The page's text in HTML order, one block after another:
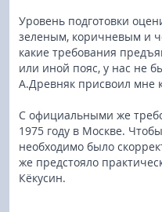
Уровень подготовки
зеленым, коричневым и
какие требования
или иной пояс, у нас не
А.Древняк присвоил мне
С официальными же
1975 году в Москве.
необходимо было
же предстояло
Кёкусин.